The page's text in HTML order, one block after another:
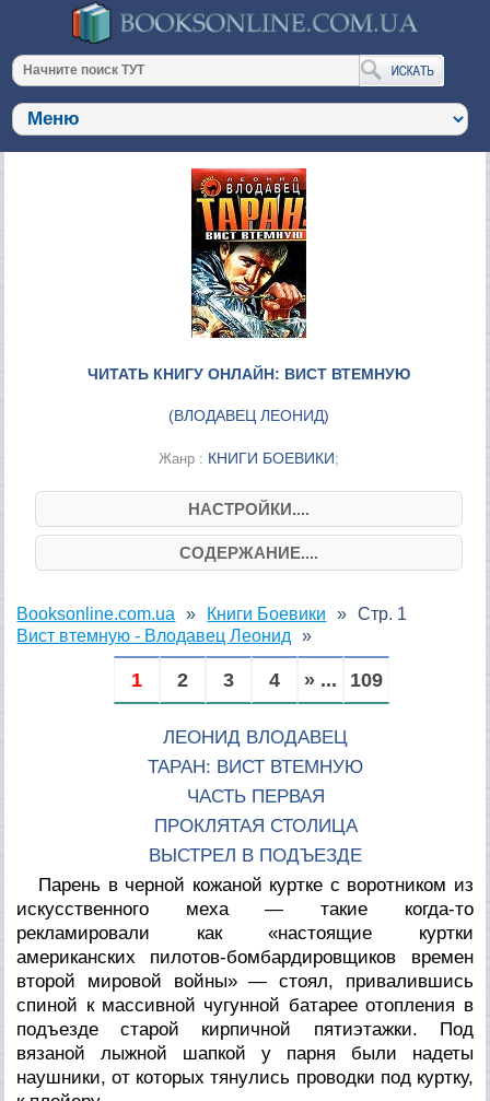
ЧИТАТЬ КНИГУ ОНЛАЙН: ВИСТ ВТЕМНУЮ
(ВЛОДАВЕЦ ЛЕОНИД)
Жанр : КНИГИ БОЕВИКИ;
НАСТРОЙКИ....
СОДЕРЖАНИЕ....
Booksonline.com.ua
Книги Боевики
Вист втемную - Влодавец Леонид
Стр. 1
1 2 3 4 » ... 109
ЛЕОНИД ВЛОДАВЕЦ
ТАРАН: ВИСТ ВТЕМНУЮ
ЧАСТЬ ПЕРВАЯ
ПРОКЛЯТАЯ СТОЛИЦА
ВЫСТРЕЛ В ПОДЪЕЗДЕ
Парень в черной кожаной куртке с воротником из
искусственного меха — такие когда-то
рекламировали как «настоящие куртки
американских пилотов-бомбардировщиков времен
второй мировой войны» — стоял, привалившись
спиной к массивной чугунной батарее отопления в
подъезде старой кирпичной пятиэтажки. Под
вязаной лыжной шапкой у парня были надеты
наушники, от которых тянулись проводки под куртку,